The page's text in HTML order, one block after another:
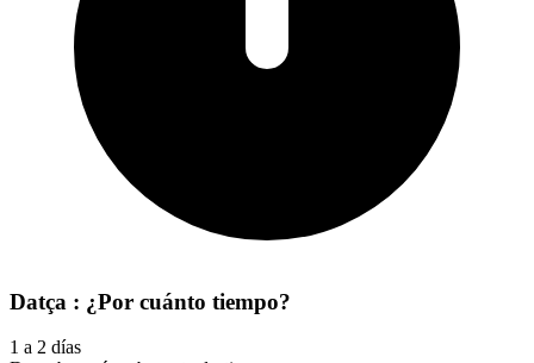
Datça : ¿Por cuánto tiempo?
1 a 2 días